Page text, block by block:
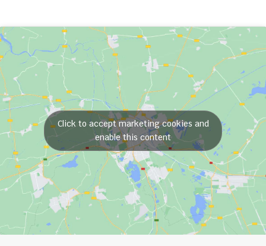
Click to accept marketing cookies and
enable this content